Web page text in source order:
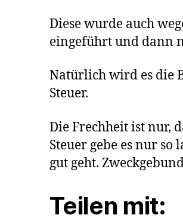
Diese wurde auch
eingeführt und dann
Natürlich wird es die
Steuer.
Die Frechheit ist nur,
Steuer gebe es nur so
gut geht.
Teilen mit: